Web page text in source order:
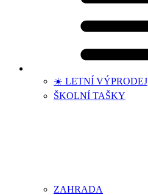
☀️ LETNÍ VÝPRODEJ
ŠKOLNÍ TAŠKY
ZAHRADA